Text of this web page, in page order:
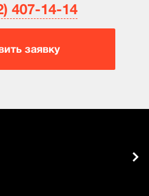
407-14-14
заявку